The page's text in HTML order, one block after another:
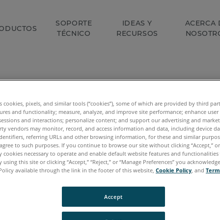
SOPORTE
TÉCNICO
IDEAS Y
RECURSOS
ACERCA
Guía completa de tecnología 3D para el flujo de
o quiere hablar con nuestros expertos
3D a sus flujos de trabajo de ensamblaje,
cookies, pixels, and similar tools (“cookies”), some of which are provided by third
and functionality; measure, analyze, and improve site performance; enhance user
and interactions; personalize content; and support our advertising and
vendors may monitor, record, and access information and data, including device
referring URLs and other browsing information, for these and similar
to such purposes. If you continue to browse our site without clicking “Accept,”
cookies necessary to operate and enable default website features and
using this site or clicking “Accept,” “Reject,” or “Manage Preferences” you
available through the link in the footer of this website, Cookie Policy , and
Accept